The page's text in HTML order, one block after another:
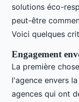
solutions éco-
peut-être
Voici quelques
Engagement
La première
l'agence envers
agences qui ont